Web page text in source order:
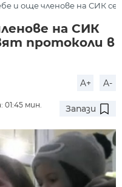
и още членове на СИК се
на СИК
протоколи в
A+ A-
01:45 мин.
Запази